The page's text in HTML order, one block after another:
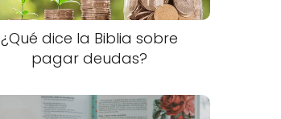
¿Qué dice la Biblia sobre
pagar deudas?